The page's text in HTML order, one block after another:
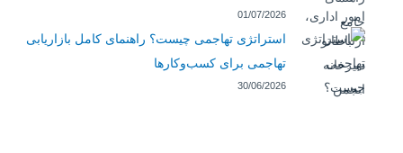
01/07/2026
استراتژی تهاجمی چیست؟ راهنمای کامل بازاریابی
تهاجمی برای کسب‌وکارها
30/06/2026